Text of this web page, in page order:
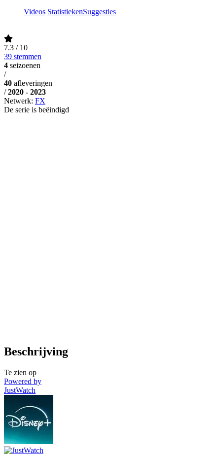
Videos StatistiekenSuggesties
7.3 / 10
39 stemmen
4 seizoenen
/
40 afleveringen
/ 2020 - 2023
Netwerk: FX
De serie is beëindigd
Beschrijving
Te zien op
Powered by
JustWatch